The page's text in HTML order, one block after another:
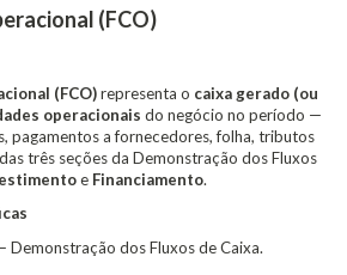
(FCO)
(FCO)representa o caixa gerado (ou
operacionais do negócio no período —
pagamentos a fornecedores, folha, tributos
três seções da Demonstração dos Fluxos
e Financiamento.
Demonstração dos Fluxos de Caixa.